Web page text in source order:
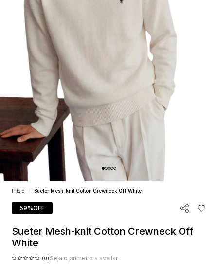
Início Sueter Mesh-knit Cotton Crewneck Off White
59%OFF
Sueter Mesh-knit Cotton Crewneck Off
White
(0) Seja o primeiro a avaliar